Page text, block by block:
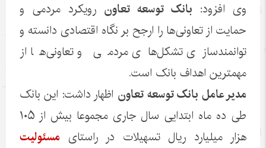
وی افزود: بانک توسعه تعاون رویکرد مردمی و
حمایت از تعاونی‌ها را ارجح بر نگاه اقتصادی دانسته و
توانمندسازی تشکل‌های مردمی و تعاونی‌ها از
مهمترین اهداف بانک است.
مدیر عامل بانک توسعه تعاون اظهار داشت: این بانک
طی ده ماه ابتدایی سال جاری مجموعا بیش از ۱۰۵
هزار میلیارد ریال تسهیلات در راستایمسئولیت